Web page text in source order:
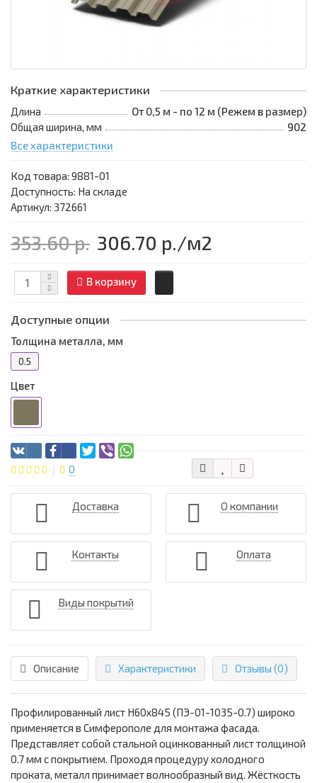
Краткие характеристики
Длина
От 0,5 м - по 12 м (Режем в размер)
Общая ширина, мм
902
Все характеристики
Код товара: 9881-01
Доступность: На складе
Артикул: 372661
353.60 р. 306.70 р./м2
В корзину
Доступные опции
Толщина металла, мм
0.5
Цвет
0
Доставка О компании
Контакты Оплата
Виды покрытий
Описание Характеристики Отзывы (0)
Профилированный лист Н60х845 (ПЭ-01-1035-0.7) широко
применяется в Симферополе для монтажа фасада.
Представляет собой стальной оцинкованный лист толщиной
0.7 мм с покрытием. Проходя процедуру холодного
проката, металл принимает волнообразный вид. Жёсткость